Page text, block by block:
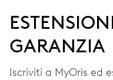
GARANZIA
Iscriviti a MyOris ed